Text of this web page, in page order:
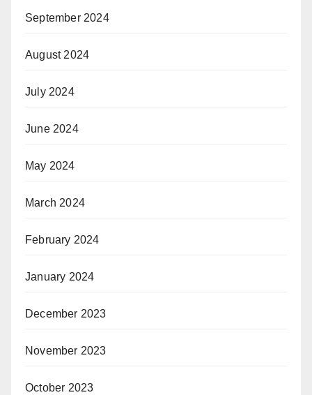
September 2024
August 2024
July 2024
June 2024
May 2024
March 2024
February 2024
January 2024
December 2023
November 2023
October 2023